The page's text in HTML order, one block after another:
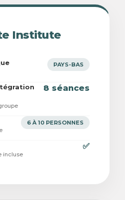
Institute
PAYS-BAS
8 séances
6 À 10 PERSONNES
incluse
✅